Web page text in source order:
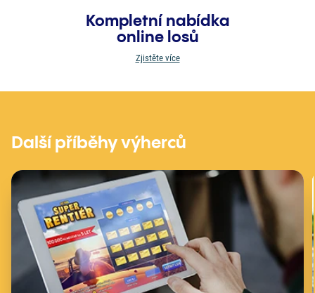
Kompletní nabídka
online losů
Zjistěte více
Další příběhy výherců